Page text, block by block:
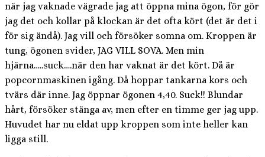
när jag vaknade vägrade jag att öppna mina ögon, för gör
jag det och kollar på klockan är det ofta kört (det är det i
för sig ändå). Jag vill och försöker somna om. Kroppen är
tung, ögonen svider, JAG VILL SOVA. Men min
hjärna…..suck….när den har vaknat är det kört. Då är
popcornmaskinen igång. Då hoppar tankarna kors och
tvärs där inne. Jag öppnar ögonen 4,40. Suck!! Blundar
hårt, försöker stänga av, men efter en timme ger jag upp.
Huvudet har nu eldat upp kroppen som inte heller kan
ligga still.